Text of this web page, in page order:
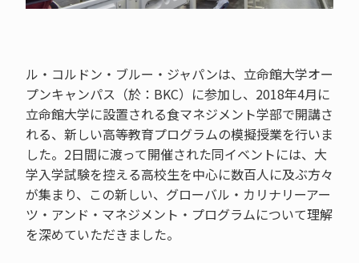
ル・コルドン・ブルー・ジャパンは、立命館大学オー
プンキャンパス（於：BKC）に参加し、2018年4月に
立命館大学に設置される食マネジメント学部で開講さ
れる、新しい高等教育プログラムの模擬授業を行いま
した。2日間に渡って開催された同イベントには、大
学入学試験を控える高校生を中心に数百人に及ぶ方々
が集まり、この新しい、グローバル・カリナリーアー
ツ・アンド・マネジメント・プログラムについて理解
を深めていただきました。